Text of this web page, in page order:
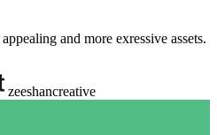
and more exressive assets.
zeeshancreative